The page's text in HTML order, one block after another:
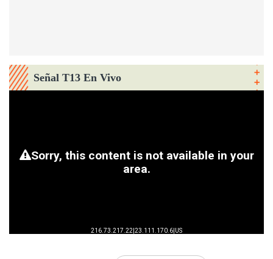
Señal T13 En Vivo